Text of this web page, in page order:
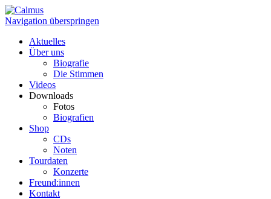
Navigation überspringen
Aktuelles
Über uns
Biografie
Die Stimmen
Videos
Downloads
Fotos
Biografien
Shop
CDs
Noten
Tourdaten
Konzerte
Freund:innen
Kontakt